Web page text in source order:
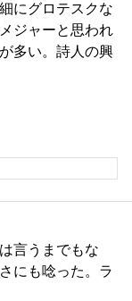
にグロテスクな
ジャーと思われ
多い。詩人の興
言うまでもな
にも唸った。ラ